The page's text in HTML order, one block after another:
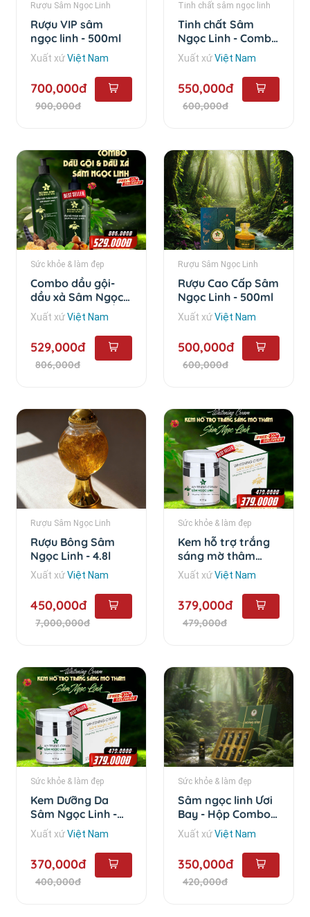
Rượu Sâm Ngọc Linh
Rượu VIP sâm
ngọc linh - 500ml
Xuất xứViệt Nam
700,000đ
900,000đ
Tinh chất sâm ngọc linh
Tinh chất Sâm
Ngọc Linh - Combo
5 chai
Xuất xứViệt Nam
550,000đ
600,000đ
Sức khỏe & làm đẹp
Combo dầu gội-
dầu xả Sâm Ngọc
Linh - Combo dầu
gội - dầu xả
Xuất xứViệt Nam
529,000đ
806,000đ
Rượu Sâm Ngọc Linh
Rượu Cao Cấp Sâm
Ngọc Linh - 500ml
Xuất xứViệt Nam
500,000đ
600,000đ
Rượu Sâm Ngọc Linh
Rượu Bông Sâm
Ngọc Linh - 4.8l
Xuất xứViệt Nam
450,000đ
7,000,000đ
Sức khỏe & làm đẹp
Kem hỗ trợ trắng
sáng mờ thâm
Sâm Ngọc Linh -
35gram
Xuất xứViệt Nam
379,000đ
479,000đ
Sức khỏe & làm đẹp
Kem Dưỡng Da
Sâm Ngọc Linh -
35g
Xuất xứViệt Nam
370,000đ
400,000đ
Sức khỏe & làm đẹp
Sâm ngọc linh Ươi
Bay - Hộp Combo
10 chai
Xuất xứViệt Nam
350,000đ
420,000đ